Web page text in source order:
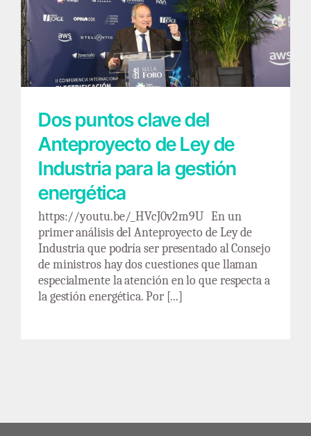
Dos puntos clave del Anteproyecto de Ley de
Industria para la gestión energética
Dos puntos clave del
Anteproyecto de Ley de
Industria para la gestión
energética
https://youtu.be/_HVcJ0v2m9U En un
primer análisis del Anteproyecto de Ley de
Industria que podría ser presentado al Consejo
de ministros hay dos cuestiones que llaman
especialmente la atención en lo que respecta a
la gestión energética. Por [...]